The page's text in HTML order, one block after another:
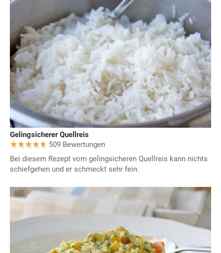
Gelingsicherer Quellreis
509 Bewertungen
Bei diesem Rezept vom gelingsicheren Quellreis kann nichts
schiefgehen und er schmeckt sehr fein.